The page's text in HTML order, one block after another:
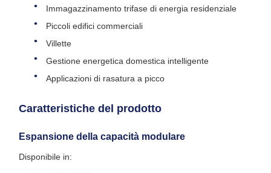
Immagazzinamento trifase di energia residenziale
Piccoli edifici commerciali
Villette
Gestione energetica domestica intelligente
Applicazioni di rasatura a picco
Caratteristiche del prodotto
Espansione della capacità modulare
Disponibile in: